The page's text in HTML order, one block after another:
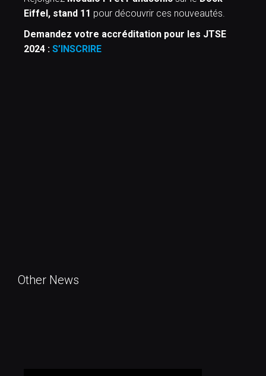
Eiffel, stand 11 pour découvrir ces nouveautés.
Demandez votre accréditation pour les JTSE
2024 : S’INSCRIRE
Other News